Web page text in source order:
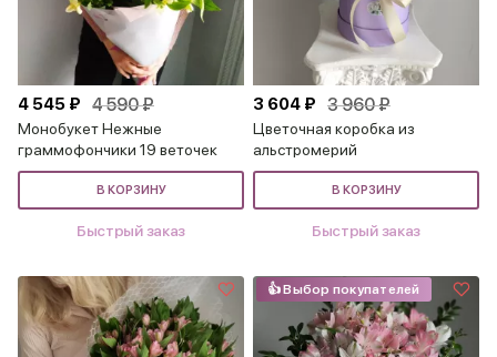
4 545 ₽ 4 590 ₽
Монобукет Нежные
граммофончики 19 веточек
В КОРЗИНУ
Быстрый заказ
3 604 ₽ 3 960 ₽
Цветочная коробка из
альстромерий
В КОРЗИНУ
Быстрый заказ
👍 Выбор покупателей